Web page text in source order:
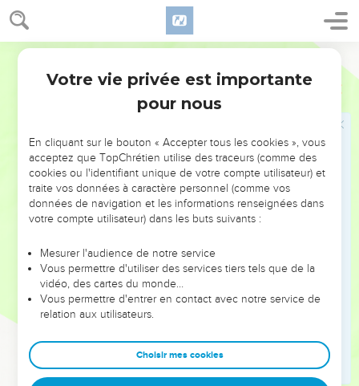
1 Chroniques 2
Guibéa. En outre, Caleb eut une fille nommée Axa.
50 Voici encore d’autres descendants de Caleb : Hour, fils
fondateur de Quiriath-Yéarim,
Salma, qui fut celui de Bethléem, et Haref, qui fut celui de
Chobal, fondateur de Quiriath-Yéarim, eut des
descendants : les habitants de Haroé, la moitié de ceux de
Menouhoth,
et les clans de Quiriath-Yéarim, à savoir les Itrites, les
les localités de Sora et d’Èchetaol.
Descendants de Salma : les gens de Bethléem, de Netofa,
d’Atroth-Beth-Yoab, la moitié de ceux de Manahath, ceux de
Sora,
ainsi que les clans des lettrés habitant Yabès, à savoir les
Tiratites, les Chimatites et les Soukatites – ceux-ci sont des
Quénites descendant de Hammath, l’ancêtre de la famille
Votre vie privée est importante
pour nous
En cliquant sur le bouton « Accepter tous les cookies », vous
acceptez que TopChrétien utilise des traceurs (comme des
cookies ou l'identifiant unique de votre compte utilisateur) et
traite vos données à caractère personnel (comme vos
données de navigation et les informations renseignées dans
votre compte utilisateur) dans les buts suivants :
Mesurer l'audience de notre service
Vous permettre d'utiliser des services tiers tels que de la
vidéo, des cartes du monde…
Vous permettre d'entrer en contact avec notre service de
relation aux utilisateurs.
Choisir mes cookies